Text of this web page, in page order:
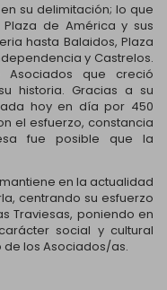
su delimitación; lo que
de América y sus
hasta Balaidos, Plaza
y Castrelos.
que creció
historia. Gracias a su
hoy en día por 450
el esfuerzo, constancia
fue posible que la
en la actualidad
centrando su esfuerzo
Traviesas, poniendo en
social y cultural
los Asociados/as.